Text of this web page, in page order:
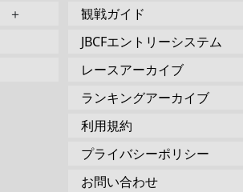
＋
観戦ガイド
JBCFエントリーシステム
レースアーカイブ
ランキングアーカイブ
利用規約
プライバシーポリシー
お問い合わせ